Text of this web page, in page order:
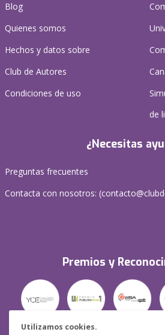
Utilizamos cookies.
Blog
Quienes somos
Hechos y datos sobre
Club de Autores
Condiciones de uso
de
¿Necesitas
Preguntas frecuentes
Contacta con nosotros: (
Premios y